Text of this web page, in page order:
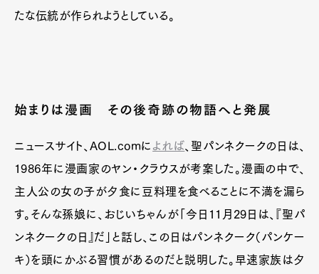
たな伝統が作られようとしている。
始まりは漫画 その後奇跡の物語へと発展
ニュースサイト、AOL.comに よれば、聖パンネクークの日は、
1986年に漫画家のヤン・クラウスが考案した。漫画の中で、
主人公の女の子が夕食に豆料理を食べることに不満を漏ら
す。そんな孫娘に、おじいちゃんが「今日11月29日は、『聖パ
ンネクークの日』だ」と話し、この日はパンネクーク（パンケー
キ）を頭にかぶる習慣があるのだと説明した。早速家族は夕